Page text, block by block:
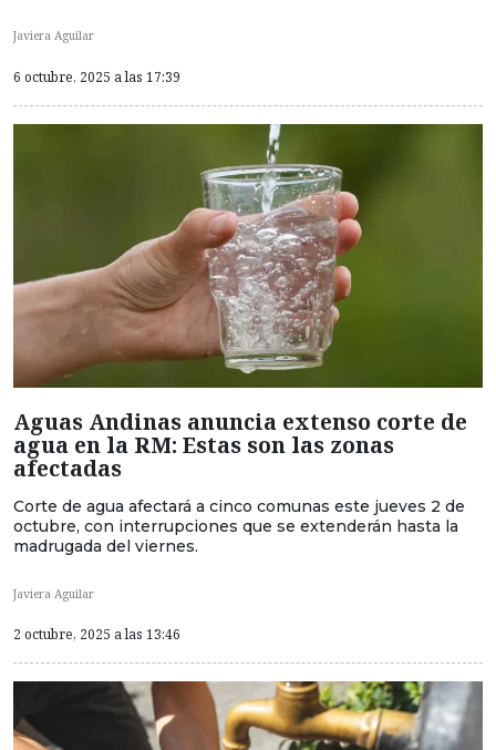
Javiera Aguilar
6 octubre, 2025 a las 17:39
Aguas Andinas anuncia extenso corte de
agua en la RM: Estas son las zonas
afectadas
Corte de agua afectará a cinco comunas este jueves 2 de
octubre, con interrupciones que se extenderán hasta la
madrugada del viernes.
Javiera Aguilar
2 octubre, 2025 a las 13:46